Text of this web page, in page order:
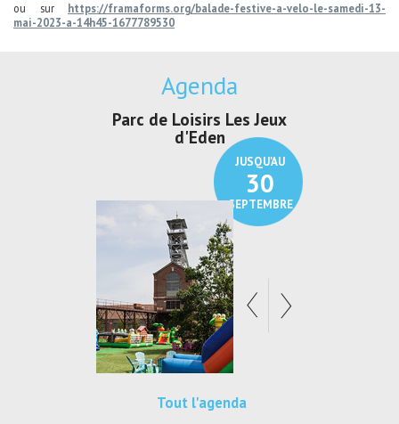
ou sur https://framaforms.org/balade-festive-a-velo-le-samedi-13-
mai-2023-a-14h45-1677789530
Agenda
JUSQU'AU
30
SEPTEMBRE
Parc de Loisirs Les Jeux
d'Eden
Tout l'agenda